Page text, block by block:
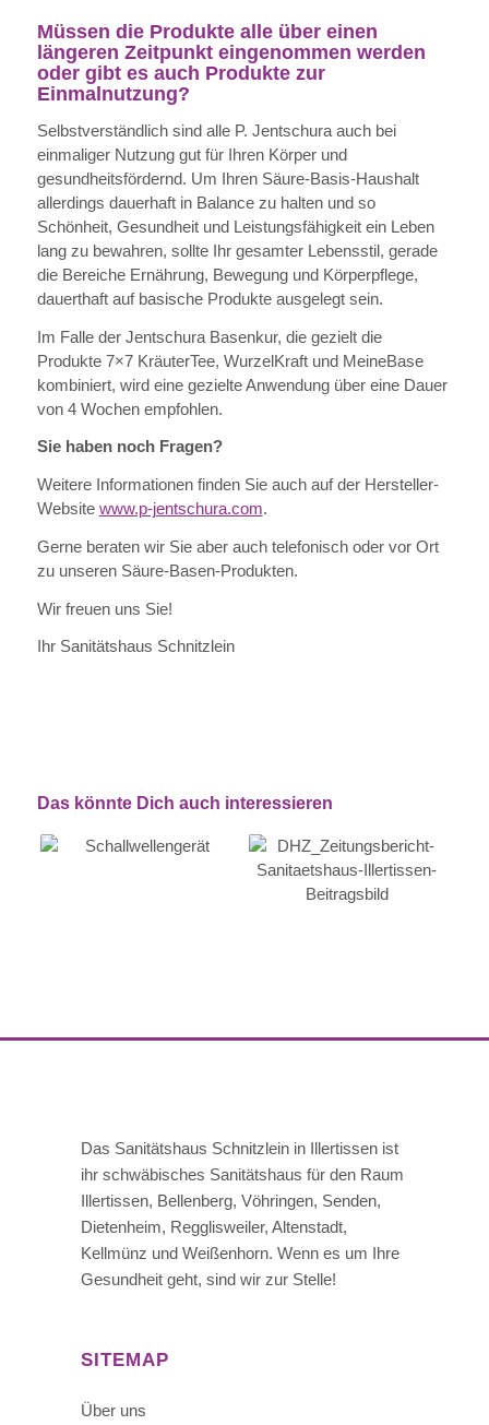
Müssen die Produkte alle über einen
längeren Zeitpunkt eingenommen werden
oder gibt es auch Produkte zur
Einmalnutzung?
Selbstverständlich sind alle P. Jentschura auch bei
einmaliger Nutzung gut für Ihren Körper und
gesundheitsfördernd. Um Ihren Säure-Basis-Haushalt
allerdings dauerhaft in Balance zu halten und so
Schönheit, Gesundheit und Leistungsfähigkeit ein Leben
lang zu bewahren, sollte Ihr gesamter Lebensstil, gerade
die Bereiche Ernährung, Bewegung und Körperpflege,
dauerthaft auf basische Produkte ausgelegt sein.
Im Falle der Jentschura Basenkur, die gezielt die
Produkte 7×7 KräuterTee, WurzelKraft und MeineBase
kombiniert, wird eine gezielte Anwendung über eine Dauer
von 4 Wochen empfohlen.
Sie haben noch Fragen?
Weitere Informationen finden Sie auch auf der Hersteller-
Website www.p-jentschura.com.
Gerne beraten wir Sie aber auch telefonisch oder vor Ort
zu unseren Säure-Basen-Produkten.
Wir freuen uns Sie!
Ihr Sanitätshaus Schnitzlein
Das könnte Dich auch interessieren
Das Sanitätshaus Schnitzlein in Illertissen ist
ihr schwäbisches Sanitätshaus für den Raum
Illertissen, Bellenberg, Vöhringen, Senden,
Dietenheim, Regglisweiler, Altenstadt,
Kellmünz und Weißenhorn. Wenn es um Ihre
Gesundheit geht, sind wir zur Stelle!
SITEMAP
Über uns